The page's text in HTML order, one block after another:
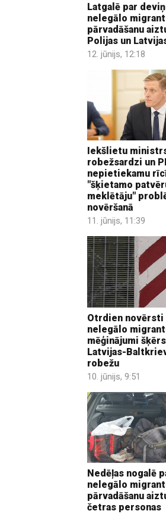
Latgalē par
nelegālo
pārvadāšanu
Polijas un
12. jūnijs, 12:18
Iekšlietu
robežsardzi un
nepietiekamu
"šķietamo
meklētāju"
novēršanā
11. jūnijs, 11:39
Otrdien novērsti
nelegālo
mēģinājumi
Latvijas-
robežu
10. jūnijs, 9:51
Nedēļas nogalē
nelegālo
pārvadāšanu
četras personas